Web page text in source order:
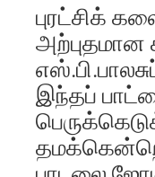
புரட்சிக்
அற்புதமான
இந்தப்